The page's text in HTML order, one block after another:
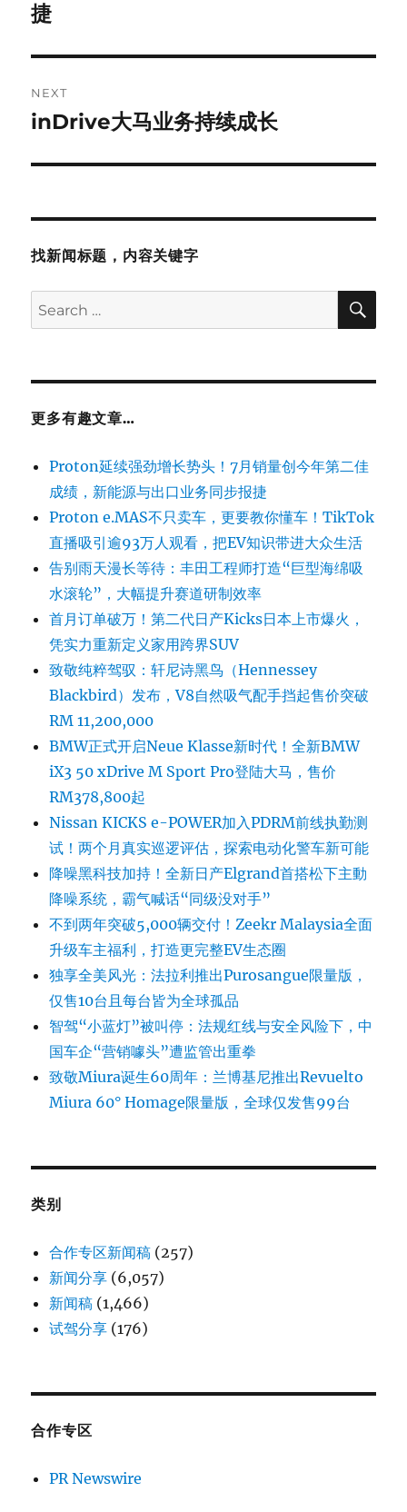
捷
NEXT
Next
inDrive大马业务持续成长
找新闻标题，内容关键字
Search
for:
更多有趣文章…
Proton延续强劲增长势头！7月销量创今年第二佳
成绩，新能源与出口业务同步报捷
Proton e.MAS不只卖车，更要教你懂车！TikTok
直播吸引逾93万人观看，把EV知识带进大众生活
告别雨天漫长等待：丰田工程师打造“巨型海绵吸
水滚轮”，大幅提升赛道研制效率
首月订单破万！第二代日产Kicks日本上市爆火，
凭实力重新定义家用跨界SUV
致敬纯粹驾驭：轩尼诗黑鸟（Hennessey
Blackbird）发布，V8自然吸气配手挡起售价突破
RM 11,200,000
BMW正式开启Neue Klasse新时代！全新BMW
iX3 50 xDrive M Sport Pro登陆大马，售价
RM378,800起
Nissan KICKS e-POWER加入PDRM前线执勤测
试！两个月真实巡逻评估，探索电动化警车新可能
降噪黑科技加持！全新日产Elgrand首搭松下主動
降噪系统，霸气喊话“同级没对手”
不到两年突破5,000辆交付！Zeekr Malaysia全面
升级车主福利，打造更完整EV生态圈
独享全美风光：法拉利推出Purosangue限量版，
仅售10台且每台皆为全球孤品
智驾“小蓝灯”被叫停：法规红线与安全风险下，中
国车企“营销噱头”遭监管出重拳
致敬Miura诞生60周年：兰博基尼推出Revuelto
Miura 60° Homage限量版，全球仅发售99台
类别
合作专区新闻稿 (257)
新闻分享 (6,057)
新闻稿 (1,466)
试驾分享 (176)
合作专区
PR Newswire